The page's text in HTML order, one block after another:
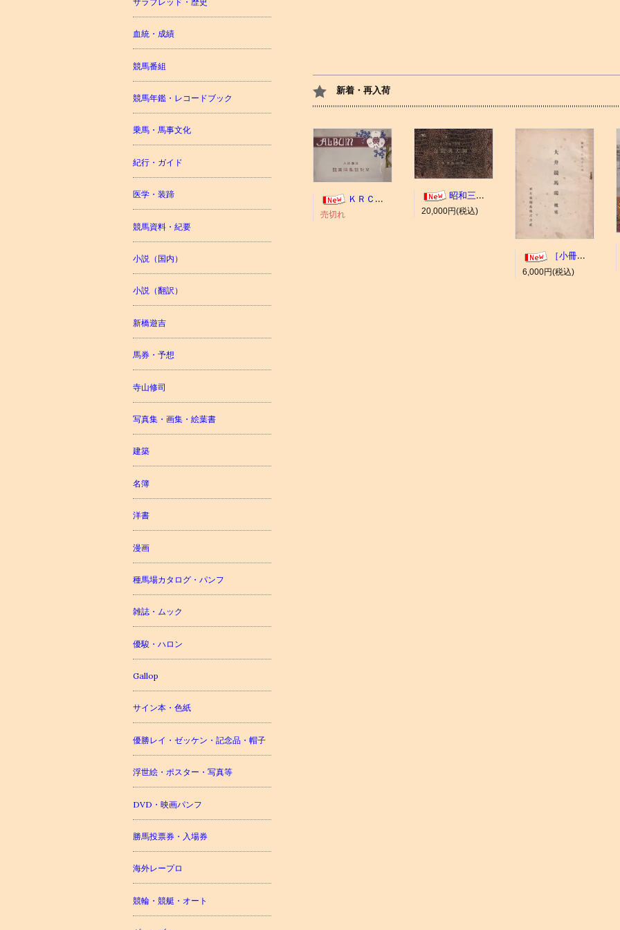
新着・再入荷
ＫＲＣ ＡＬＢＵＭ（京都競馬場写真帖）
売切れ
昭和三年十一月 御大典記念
20,000円(税込)
［小冊子］大井競馬場 概要
6,000円(税込)
血統・成績
競馬番組
競馬年鑑・レコードブック
乗馬・馬事文化
紀行・ガイド
医学・装蹄
競馬資料・紀要
小説（国内）
小説（翻訳）
新橋遊吉
馬券・予想
寺山修司
写真集・画集・絵葉書
建築
名簿
洋書
漫画
種馬場カタログ・パンフ
雑誌・ムック
優駿・ハロン
Gallop
サイン本・色紙
優勝レイ・ゼッケン・記念品・帽子
浮世絵・ポスター・写真等
DVD・映画パンフ
勝馬投票券・入場券
海外レープロ
競輪・競艇・オート